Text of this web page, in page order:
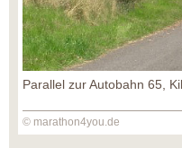
Parallel zur Autobahn 65,
© marathon4you.de